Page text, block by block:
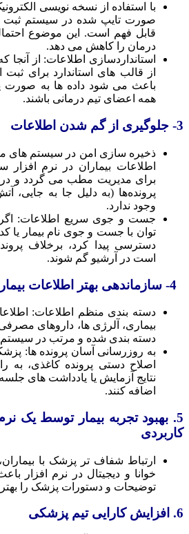
با استفاده از نسخه ‌نویسی
صورت تایپ‌ شده در سیستم ثبت
قابل ‌فهم است. این موضوع احتمال
درمان را کاهش می‌ دهد.
استانداردسازی اطلاعات: از
از قالب‌ های استاندارد برای
باعث می‌ شود داده‌ ها به‌ صورت
همه اعضای تیم درمانی باشند.
3- جلوگیری از گم شدن اطلاعات
ذخیره‌ سازی امن در سیستم های
اطلاعات بیماران در نرم افزار
برای مدیریت مطب می گردد و
پرونده‌ها (به دلیل جا به‌ جایی،
وجود ندارد.
جست‌ و جوی سریع اطلاعات: اگر
توان با جست‌ و جوی نام بیمار یا
دسترسی پیدا کرد، برخلاف
است در آرشیو گم شوند.
دسته‌ بندی منظم اطلاعات:
بیماری، آلرژی‌ ها، داروهای
دسته‌ بندی‌ شده و مرتب در
به ‌روزرسانی آسان پرونده ها:
اصلاح دستی پرونده کاغذی، به‌
نتایج آزمایش یا یادداشت‌ های جلسه
اضافه کنند.
5. بهبود تجربه بیمار توسط یک
کاربردی
ارتباط شفاف ‌تر پزشک با
خوانا و دیجیتال در نرم افزار
توضیحات و دستورات پزشک را
6. افزایش کارایی تیم پزشکی